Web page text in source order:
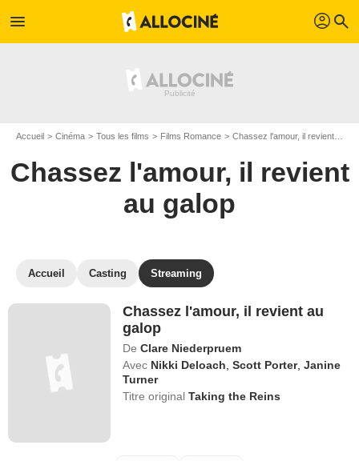
menu profil search
Accueil Cinéma Tous les films Films Romance Chassez l'amour, il revient au galop
Chassez l'amour, il revient
au galop
Accueil Casting Streaming
Chassez l'amour, il revient au
galop
De Clare Niederpruem
Avec Nikki Deloach ,Scott Porter,Janine
Turner
Titre originalTaking the Reins